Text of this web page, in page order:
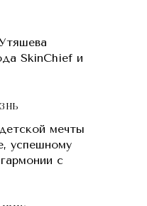
SkinChief и
мечты
успешному
с